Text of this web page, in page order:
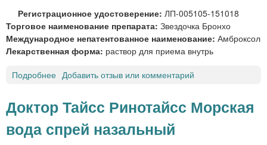
с
п
р
е
з
л
Регистрационное удостоверение: ЛП-005105-151018
Торговое наименование препарата: Звездочка Бронхо
Международное непатентованное наименование: Амброксол
Лекарственная форма: раствор для приема внутрь
Подробнее
е
з
д
Добавить отзыв или комментарий
Доктор Тайсс Ринотайсс Морская
вода спрей назальный